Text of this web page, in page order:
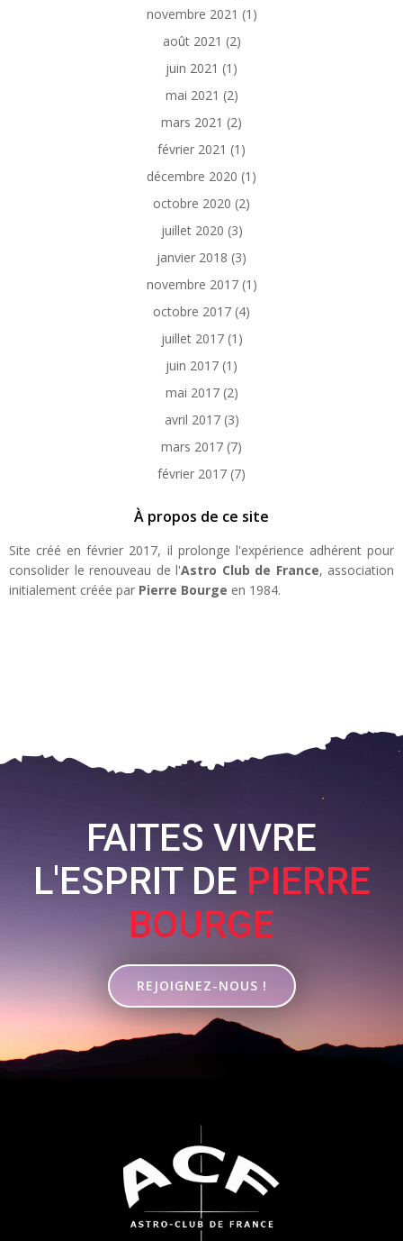
novembre 2021 (1)
août 2021 (2)
juin 2021 (1)
mai 2021 (2)
mars 2021 (2)
février 2021 (1)
décembre 2020 (1)
octobre 2020 (2)
juillet 2020 (3)
janvier 2018 (3)
novembre 2017(1)
octobre 2017 (4)
juillet 2017(1)
juin 2017 (1)
mai 2017(2)
avril 2017(3)
mars 2017 (7)
février 2017 (7)
À propos de ce site
Site créé en février 2017, il prolonge l'expérience adhérent pour
consolider le renouveau de l'Astro Club de France, association
initialement créée par Pierre Bourge en 1984.
FAITES VIVRE
L'ESPRIT DE PIERRE
BOURGE
REJOIGNEZ-NOUS !